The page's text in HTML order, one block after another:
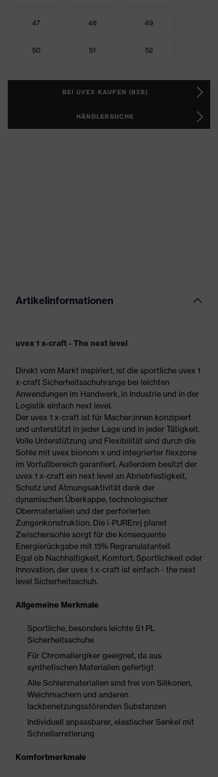
47 48 49
50 51 52
BEI UVEX KAUFEN (B2B)
HÄNDLERSUCHE
Artikelinformationen
uvex 1 x-craft - The next level
Direkt vom Markt inspiriert, ist die sportliche uvex 1
x-craft Sicherheitsschuhrange bei leichten
Anwendungen im Handwerk, in Industrie und in der
Logistik einfach next level.
Der uvex 1 x-craft ist für Macher:innen konzipiert
und unterstützt in jeder Lage und in jeder Tätigkeit.
Volle Unterstützung und Flexibilität sind durch die
Sohle mit uvex bionom x und integrierter flexzone
im Vorfußbereich garantiert. Außerdem besitzt der
uvex 1 x-craft ein next level an Abriebfestigkeit,
Schutz und Atmungsaktivität dank der
dynamischen Überkappe, technologischer
Obermaterialien und der perforierten
Zungenkonstruktion. Die i-PUREnrj planet
Zwischensohle sorgt für die konsequente
Energierückgabe mit 15% Regranulatanteil.
Egal ob Nachhaltigkeit, Komfort, Sportlichkeit oder
Innovation, der uvex 1 x-craft ist einfach - the next
level Sicherheitsschuh.
Allgemeine Merkmale
Sportliche, besonders leichte S1 PL
Sicherheitsschuhe
Für Chromallergiker geeignet, da aus
synthetischen Materialien gefertigt
Alle Sohlenmaterialien sind frei von Silikonen,
Weichmachern und anderen
lackbenetzungsstörenden Substanzen
Individuell anpassbarer, elastischer Senkel mit
Schnellarretierung
Komfortmerkmale